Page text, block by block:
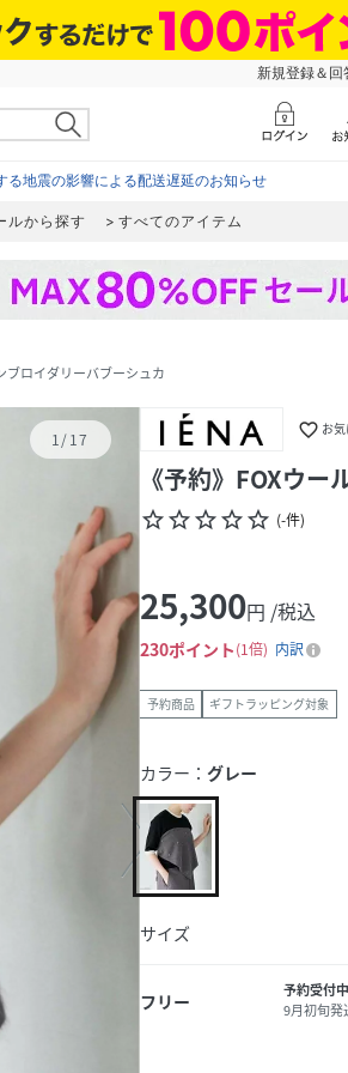
新規登録＆
る地震の影響による配送遅延のお知らせ
ルから探す すべてのアイテム
ブロイダリーバブーシュカ
1/17 favorite_border お
《予約》FOXウ
star_borderstar_borderstar_borderstar_borderstar_border (-件)
25,300円 /税込
230ポイント 1倍 内訳
予約商品 ギフトラッピング対象
カラー： グレー
サイズ
フリー
予約受付中
9月初旬発